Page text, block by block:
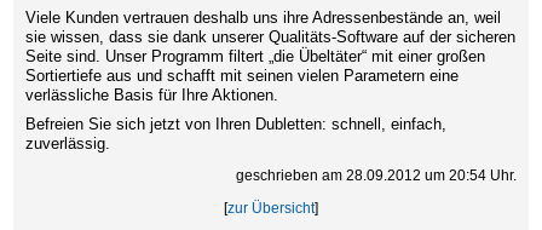
Viele Kunden vertrauen deshalb uns ihre Adressenbestände an, weil
sie wissen, dass sie dank unserer Qualitäts-Software auf der sicheren
Seite sind. Unser Programm filtert „die Übeltäter“ mit einer großen
Sortiertiefe aus und schafft mit seinen vielen Parametern eine
verlässliche Basis für Ihre Aktionen.
Befreien Sie sich jetzt von Ihren Dubletten: schnell, einfach,
zuverlässig.
geschrieben am 28.09.2012 um 20:54 Uhr.
[zur Übersicht]